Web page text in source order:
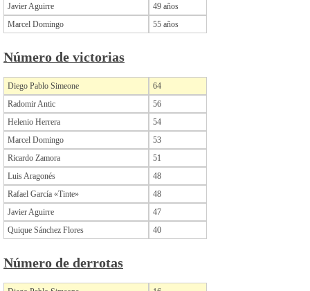
Javier Aguirre
49 años
Marcel Domingo
55 años
Número de victorias
Diego Pablo Simeone
64
Radomir Antic
56
Helenio Herrera
54
Marcel Domingo
53
Ricardo Zamora
51
Luis Aragonés
48
Rafael García «Tinte»
48
Javier Aguirre
47
Quique Sánchez Flores
40
Número de derrotas